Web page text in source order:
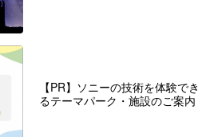
【PR】ソニーの技術を体験でき
るテーマパーク・施設のご案内